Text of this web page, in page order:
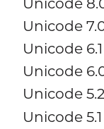
Unicode
Unicode 6.1
Unicode
Unicode 5.2
Unicode 5.1